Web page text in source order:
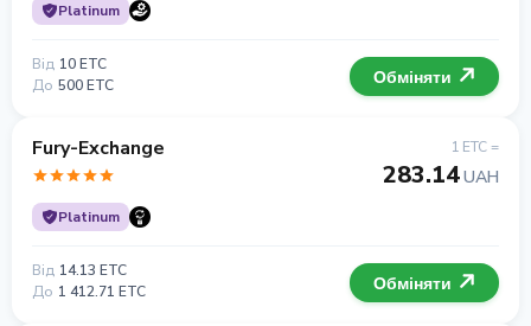
Platinum
Від 10 ETC
До 500 ETC Обміняти
Fury-Exchange
Platinum
1 ETC =
283.14UAH
Від 14.13 ETC
До 1 412.71 ETC Обміняти